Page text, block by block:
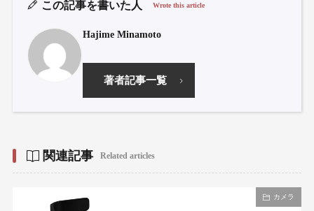
この記事を書いた人 Wrote this article
Hajime Minamoto
著者記事一覧
関連記事 Related articles
カメラ